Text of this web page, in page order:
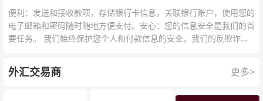
便利：发送和接收款项，存储银行卡信息，关联银行账户，使用您的
电子邮箱和密码随时随地方便支付。安心：您的信息安全是我们的首
要任务。 我们始终保护您个人和付款信息的安全，我们的反欺诈团
外汇交易商 更多>